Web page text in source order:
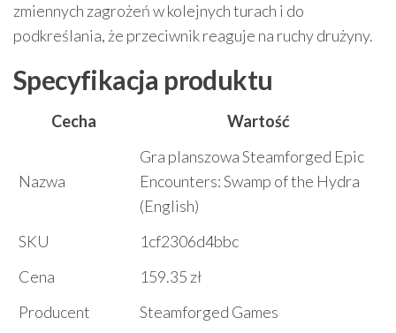
zmiennych zagrożeń w kolejnych turach i do
podkreślania, że przeciwnik reaguje na ruchy drużyny.
Specyfikacja produktu
Cecha Wartość
Nazwa
Gra planszowa Steamforged Epic
Encounters: Swamp of the Hydra
(English)
SKU
1cf2306d4bbc
Cena
159.35 zł
Producent
Steamforged Games